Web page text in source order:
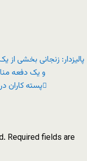
پالیزدار: زنجانی بخشی
و یک دفعه
پسته کاران
Required fields are